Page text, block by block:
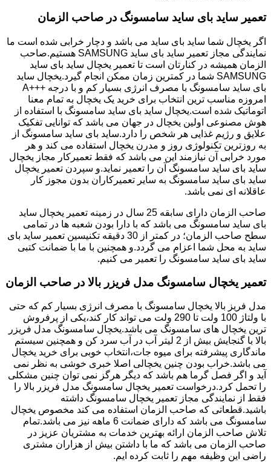
تعمیر ساید بای ساید سامسونگ در صاحب الزمان
اگر یخچال شما ساید بای ساید می باشد و دچار خرابی شده است ما
نمایندگی مجاز تعمیر ساید بای ساید SAMSUNG هستیم.صاحب
الزمان همیشه در کنارتان است تا تعمیر یخچال ساید بای ساید
SAMSUNG شما در کمترین زمان ممکن انجام گیرد.یخچال ساید
بای ساید سامسونگ با مصرف انرژی بسیار کم و با درجه +++A
امروزه مناسب ترین انتخاب برای خرید یک یخچال به تمام معنا
اتوماتیک شده است.یخچال ساید بای ساید سامسونگ با استفاده از
هوش مصنوعی اولین یخچال در جهان می باشد که توانایی تفکیک
علایق و رژیم غذایی هر شخص را دارد.ساید بای ساید سامسونگ از
به روزترین تکنولوژی روز و مدرن یخچال استفاده می کند و هر
مورد خرابی آن نیازمند این می باشد که فقط تعمیرکار مجاز یخچال
ساید بای ساید سامسونگ آن را تعمیر نماید.و سپردن تعمیر یخچال
ساید بای ساید سامسونگ به سایر تعمیرکاران بدون مجوز کار
عاقلانه ای نمی باشد.
صاحب الزمان دارای سابقه 25 سال در زمینه تعمیر یخچال ساید
بای ساید سامسونگ می باشد که با دارا بودن شعبه ها در تمامی
سطح صاحب الزمان؛ در کمتر از 30 دقیقه تکنیسین تعمیر ساید بای
ساید به محل شما اعزام می گردد.و همچنین با ما با ضمانت کتبی
ساید بای ساید سامسونگ را تعمیر می کنیم.
تعمیر یخچال سامسونگ مدل فریزر بالا در صاحب الزمان
مدل فریز بالا یخچال سامسونگ با مصرف انرژی بسیار کم که حتی
با ولتاژ 100 ولت تا 290 ولت می تواند کار کند،یکی از پرفروش
ترین یخچال های سامسونگ می باشد.یخچال سامسونگ مدل فریزر
بالا با گنجایش بیش از 2 لیتر آب در آب سرد کن و همچنین سیستم
ماندگاری پیشرفته برای میوه جات،انتخاب خوبی برای خرید یخچال
می باشد.خراب بودن چنین یخچالی اصلا خبری خوشی به نظر نمی
آید و اگر فصل گرما هم باشد که دیگر هرگز نمی توان چنین مشکلی
را تحمل کرد.درخواست تعمیر یخچال سامسونگ مدل فریزر بالا را
فقط از نمایندگی مجاز تعمیر یخچال سامسونگ داشته
باشید.قطعاتی که صاحب الزمان استفاده می کند مخصوص یخچال
سامسونگ می باشد که دارای ضمانت 6 ماهه نیز می باشد.تمام
تلاش صاحب الزمان ارائه بهترین خدمات به مشتریان عزیز در
صاحب الزمان می باشد که ما با داشتن بیش از هزاران مشتری
راضی این وظیفه مهم را ثابت کرده ایم.